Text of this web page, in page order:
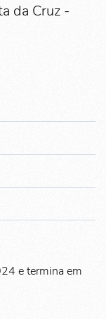
da Cruz -
e termina em